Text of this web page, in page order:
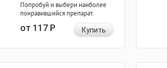
Попробуй и выбери наиболее
понравившийся препарат.
от 117Р Купить